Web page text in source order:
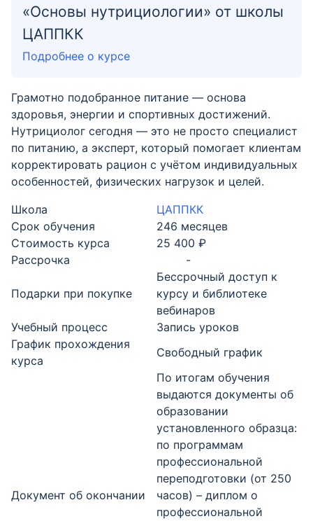
«Основы нутрициологии» от школы
ЦАППКК
Подробнее о курсе
Грамотно подобранное питание — основа
здоровья, энергии и спортивных достижений.
Нутрициолог сегодня — это не просто специалист
по питанию, а эксперт, который помогает клиентам
корректировать рацион с учётом индивидуальных
особенностей, физических нагрузок и целей.
Школа
ЦАППКК
Срок обучения
246 месяцев
Стоимость курса
25 400 ₽
Рассрочка
-
Подарки при покупке
Бессрочный доступ к
курсу и библиотеке
вебинаров
Учебный процесс
Запись уроков
График прохождения
курса
Свободный график
Документ об окончании
По итогам обучения
выдаются документы об
образовании
установленного образца:
по программам
профессиональной
переподготовки (от 250
часов) – диплом о
профессиональной